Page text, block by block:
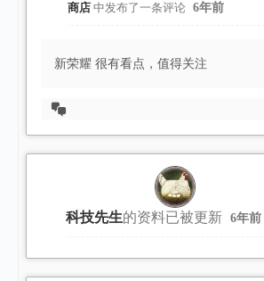
商店 中发布了一条评论 6年前
新荣耀 很有看点，值得关注
话
科技先生的资料已被更新 6年前